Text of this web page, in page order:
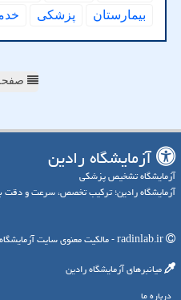
بیمارستان
پزشكی
آزمایشگاه رادین
آزمایشگاه تشخیص پزشکی
آزمایشگاه رادین؛ ترکیب تخصص، سرعت و دقت
میانبرهای آزمایشگاه رادین
درباره ما